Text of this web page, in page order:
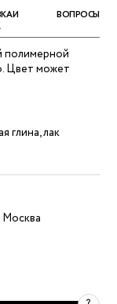
И
ВОПРОСЫ
полимерной
Цвет может
глина, лак
Москва